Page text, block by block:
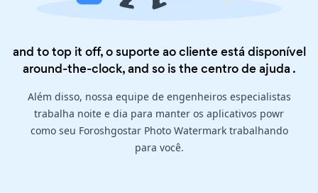
and to top it off, o suporte ao cliente está disponível
around-the-clock, and so is thecentro de ajuda .
Além disso, nossa equipe de engenheiros especialistas
trabalha noite e dia para manter os aplicativos powr
como seu Foroshgostar Photo Watermark trabalhando
para você.